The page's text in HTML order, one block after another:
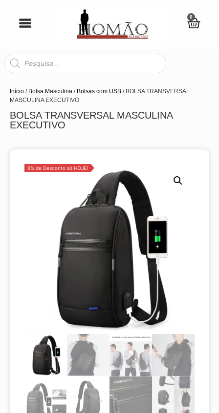
0
Início / Bolsa Masculina / Bolsas com USB / BOLSA TRANSVERSAL
MASCULINA EXECUTIVO
BOLSA TRANSVERSAL MASCULINA
EXECUTIVO
9% de Desconto só HOJE!